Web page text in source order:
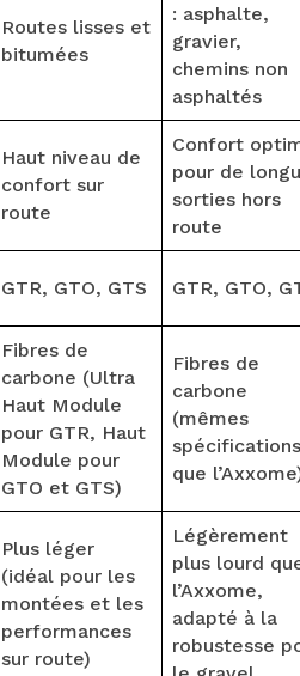
Routes lisses et
bitumées
: asphalte,
gravier,
chemins non
asphaltés
Haut niveau de
confort sur
route
Confort
pour de
sorties hors
route
GTR, GTO, GTS GTR, GTO,
Fibres de
carbone (Ultra
Haut Module
pour GTR, Haut
Module pour
GTO et GTS)
Fibres de
carbone
(mêmes
spécifications
que
Plus léger
(idéal pour les
montées et les
performances
sur route)
Légèrement
plus lourd
l’Axxome,
adapté à la
robustesse